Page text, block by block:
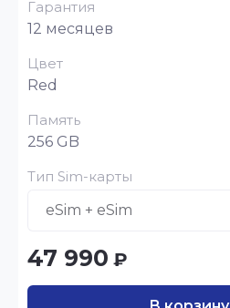
Гарантия
12 месяцев
Цвет
Red
Память
256 GB
Тип Sim-карты
47 990 ₽